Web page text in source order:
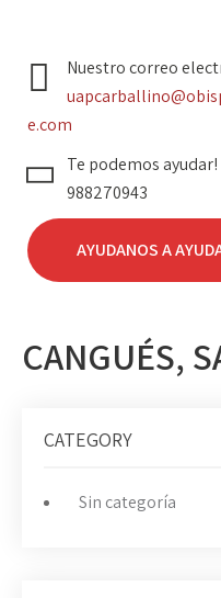
Nuestro correo
e.com
Te podemos ayudar!
988270943
AYUDANOS A
CANGUÉS,
CATEGORY
Sin categoría